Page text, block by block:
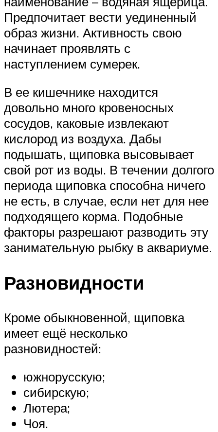
Предпочитает вести уединенный
образ жизни. Активность свою
начинает проявлять с
наступлением сумерек.
В ее кишечнике находится
довольно много кровеносных
сосудов, каковые извлекают
кислород из воздуха. Дабы
подышать, щиповка высовывает
свой рот из воды. В течении долгого
периода щиповка способна ничего
не есть, в случае, если нет для нее
подходящего корма. Подобные
факторы разрешают разводить эту
занимательную рыбку в аквариуме.
Разновидности
Кроме обыкновенной, щиповка
имеет ещё несколько
разновидностей:
южнорусскую;
сибирскую;
Лютера;
Чоя.